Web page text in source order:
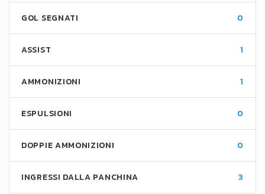
GOL SEGNATI 0
ASSIST 1
AMMONIZIONI 1
ESPULSIONI 0
DOPPIE AMMONIZIONI 0
INGRESSI DALLA PANCHINA 3